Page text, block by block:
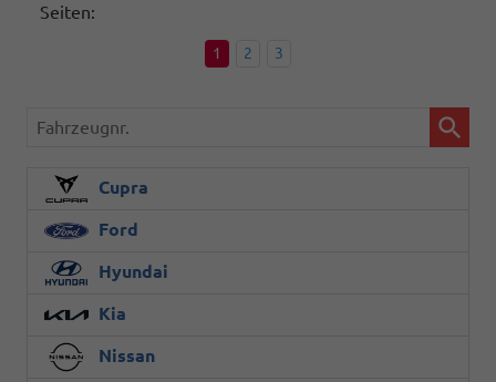
Seiten:
1 2 3
Fahrzeugnr.
Cupra
Ford
Hyundai
Kia
Nissan